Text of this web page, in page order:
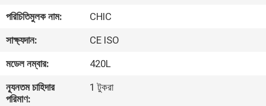
আমাদের
সম্পর্কে
কারখানা
পরিদর্শন
পরিচিতিমুলক নাম:
CHIC
সাক্ষ্যদান:
CE ISO
মডেল নম্বার:
420L
ন্যূনতম চাহিদার
পরিমাণ:
1 টুকরা